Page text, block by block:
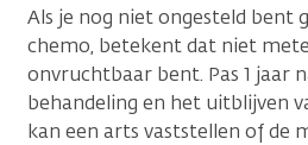
Als je nog niet ongesteld bent
chemo, betekent dat niet
onvruchtbaar bent. Pas 1 jaar
behandeling en het uitblijven
kan een arts vaststellen of de